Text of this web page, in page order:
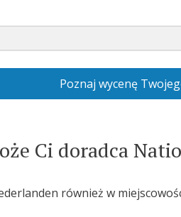
Poznaj wycenę
Ci doradca
również w